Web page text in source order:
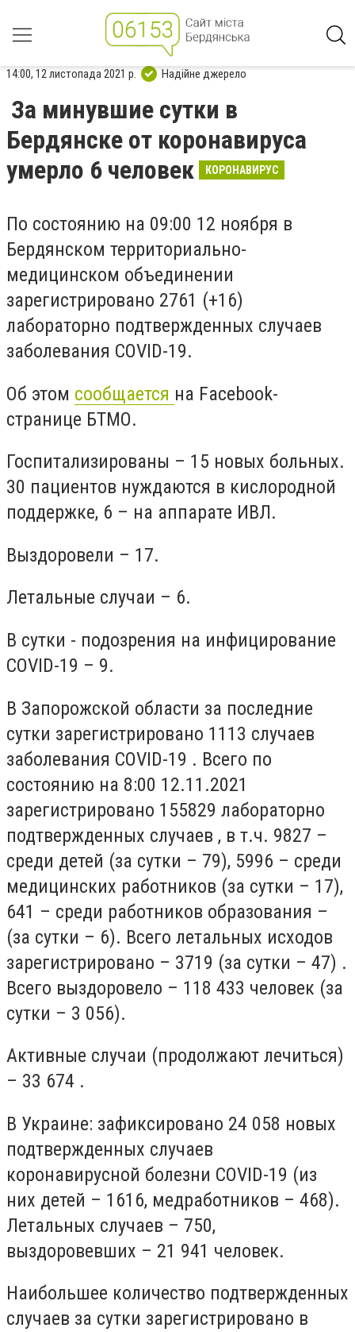
14:00, 12 листопада 2021 р. Надійне джерело
За минувшие сутки в
Бердянске от коронавируса
умерло 6 человек
КОРОНАВИРУС
По состоянию на 09:00 12 ноября в
Бердянском территориально-
медицинском объединении
зарегистрировано 2761 (+16)
лабораторно подтвержденных случаев
заболевания COVID-19.
Об этом сообщается на Facebook-
странице БТМО.
Госпитализированы – 15 новых больных.
30 пациентов нуждаются в кислородной
поддержке, 6 – на аппарате ИВЛ.
Выздоровели – 17.
Летальные случаи – 6.
В сутки - подозрения на инфицирование
COVID-19 – 9.
В Запорожской области за последние
сутки зарегистрировано 1113 случаев
заболевания COVID-19 . Всего по
состоянию на 8:00 12.11.2021
зарегистрировано 155829 лабораторно
подтвержденных случаев , в т.ч. 9827 –
среди детей (за сутки – 79), 5996 – среди
медицинских работников (за сутки – 17),
641 – среди работников образования –
(за сутки – 6). Всего летальных исходов
зарегистрировано – 3719 (за сутки – 47) .
Всего выздоровело – 118 433 человек (за
сутки – 3 056).
Активные случаи (продолжают лечиться)
– 33 674 .
В Украине: зафиксировано 24 058 новых
подтвержденных случаев
коронавирусной болезни COVID-19 (из
них детей – 1616, медработников – 468).
Летальных случаев – 750,
выздоровевших – 21 941 человек.
Наибольшее количество подтвержденных
случаев за сутки зарегистрировано в